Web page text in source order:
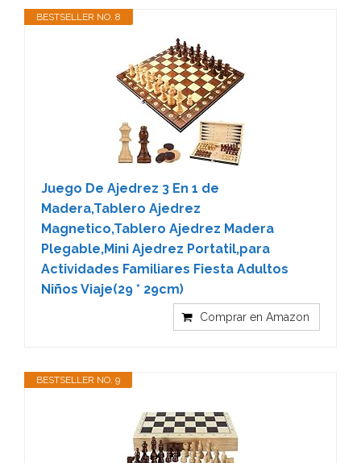
BESTSELLER NO. 8
Juego De Ajedrez 3 En 1 de
Madera,Tablero Ajedrez
Magnetico,Tablero Ajedrez Madera
Plegable,Mini Ajedrez Portatil,para
Actividades Familiares Fiesta Adultos
Niños Viaje(29 * 29cm)
Comprar en Amazon
BESTSELLER NO. 9